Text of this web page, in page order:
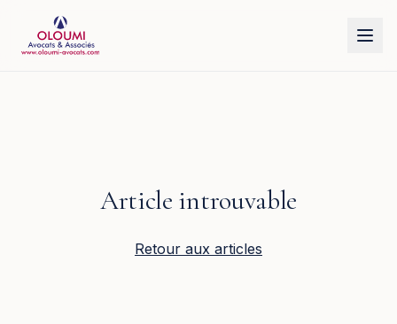
Article introuvable
Retour aux articles